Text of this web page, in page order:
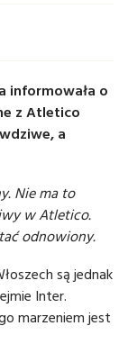
informowała o
z Atletico
a
Nie ma to
w Atletico.
odnowiony.
są jednak
Inter.
marzeniem jest